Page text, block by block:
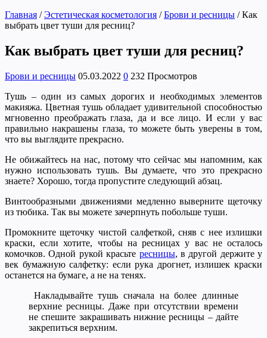
Главная / Эстетическая косметология / Брови и ресницы / Как
выбрать цвет туши для ресниц?
Как выбрать цвет туши для ресниц?
Брови и ресницы 05.03.2022 0 232 Просмотров
Тушь – один из самых дорогих и необходимых элементов
макияжа. Цветная тушь обладает удивительной способностью
мгновенно преображать глаза, да и все лицо. И если у вас
правильно накрашены глаза, то можете быть уверены в том,
что вы выглядите прекрасно.
Не обижайтесь на нас, потому что сейчас мы напомним, как
нужно использовать тушь. Вы думаете, что это прекрасно
знаете? Хорошо, тогда пропустите следующий абзац.
Винтообразными движениями медленно выверните щеточку
из тюбика. Так вы можете зачерпнуть побольше туши.
Промокните щеточку чистой салфеткой, сняв с нее излишки
краски, если хотите, чтобы на ресницах у вас не осталось
комочков. Одной рукой красьте ресницы, в другой держите у
век бумажную салфетку: если рука дрогнет, излишек краски
останется на бумаге, а не на тенях.
Накладывайте тушь сначала на более длинные
верхние ресницы. Даже при отсутствии времени
не спешите закрашивать нижние ресницы – дайте
закрепиться верхним.